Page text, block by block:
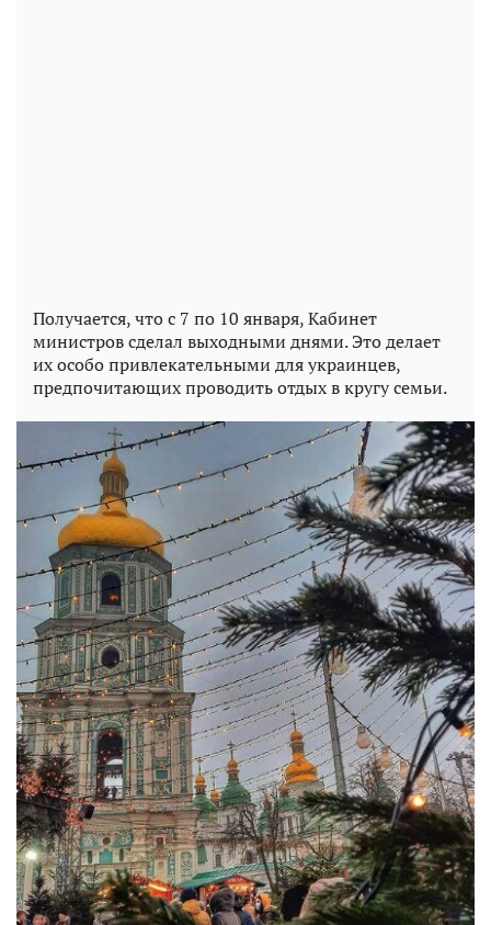
Получается, что с 7 по 10 января, Кабинет
министров сделал выходными днями. Это делает
их особо привлекательными для украинцев,
предпочитающих проводить отдых в кругу семьи.